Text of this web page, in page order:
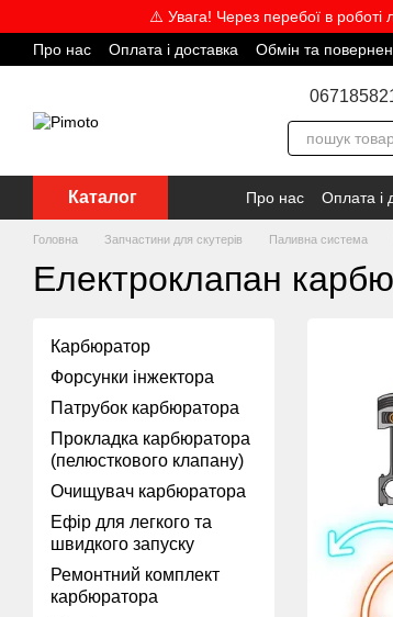
Перейти до основного контенту⚠️ Увага! Через перебої в роботі
Про нас
Оплата і доставка Обмін та
Відгуки про магазин
Угода користувача
Каталог Про нас Оплата і
Головна Запчастини для скутерів Паливна система
Електроклапан
Карбюратор
Форсунки інжектора
Патрубок карбюратора
Прокладка карбюратора
(пелюсткового клапану)
Очищувач карбюратора
Ефір для легкого та
швидкого запуску
Ремонтний комплект
карбюратора